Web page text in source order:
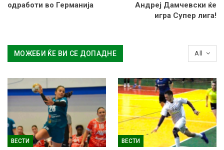
одработи во Германија
Андреј Дамчевски ќе
игра Супер лига!
All
МОЖЕБИ ЌЕ ВИ СЕ ДОПАДНЕ
ВЕСТИ ВЕСТИ